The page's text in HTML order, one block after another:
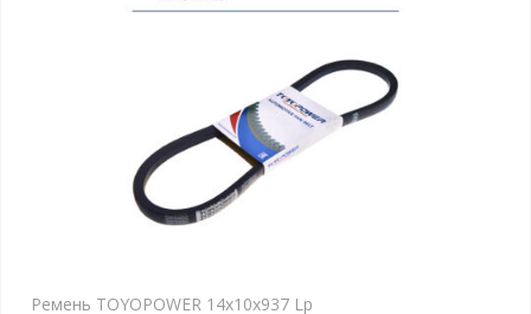
Ремень TOYOPOWER 14x10x937 Lp